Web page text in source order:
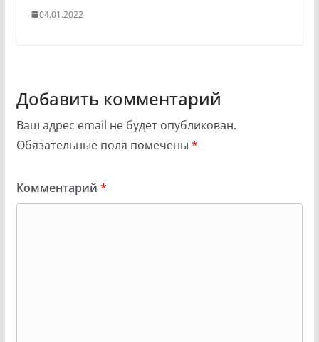
04.01.2022
Добавить комментарий
Ваш адрес email не будет опубликован.
Обязательные поля помечены *
Комментарий *